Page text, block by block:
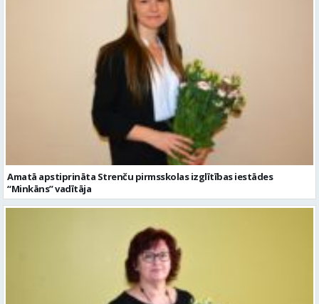
Amatā apstiprināta Strenču pirmsskolas izglītības iestādes
“Minkāns” vadītāja